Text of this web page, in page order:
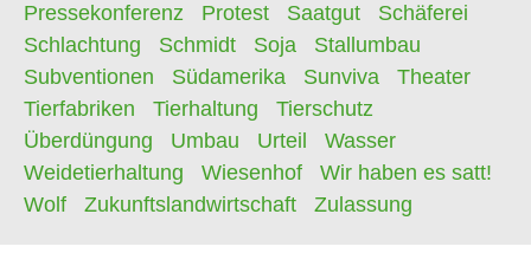
Pressekonferenz
Protest Saatgut
Schäferei
Schlachtung
Schmidt Soja
Stallumbau
Subventionen
Südamerika Sunviva
Theater
Tierfabriken
Tierhaltung
Tierschutz
Überdüngung
Umbau Urteil
Wasser
Weidetierhaltung
Wiesenhof
Wir haben es satt!
Wolf
Zukunftslandwirtschaft Zulassung